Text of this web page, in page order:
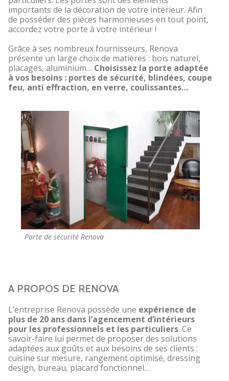
importants de la décoration de votre intérieur. Afin
de posséder des pièces harmonieuses en tout point,
accordez votre porte à votre intérieur !
Grâce à ses nombreux fournisseurs, Renova
présente un large choix de matières : bois naturel,
placages, aluminium… Choisissez la porte adaptée
à vos besoins : portes de sécurité, blindées, coupe
feu, anti effraction, en verre, coulissantes…
Porte de sécurité Renova
A PROPOS DE RENOVA
L’entreprise Renova possède une expérience de
plus de 20 ans dans l’agencement d’intérieurs
pour les professionnels et les particuliers. Ce
savoir-faire lui permet de proposer des solutions
adaptées aux goûts et aux besoins de ses clients :
cuisine sur mesure, rangement optimisé, dressing
design, bureau, placard fonctionnel…